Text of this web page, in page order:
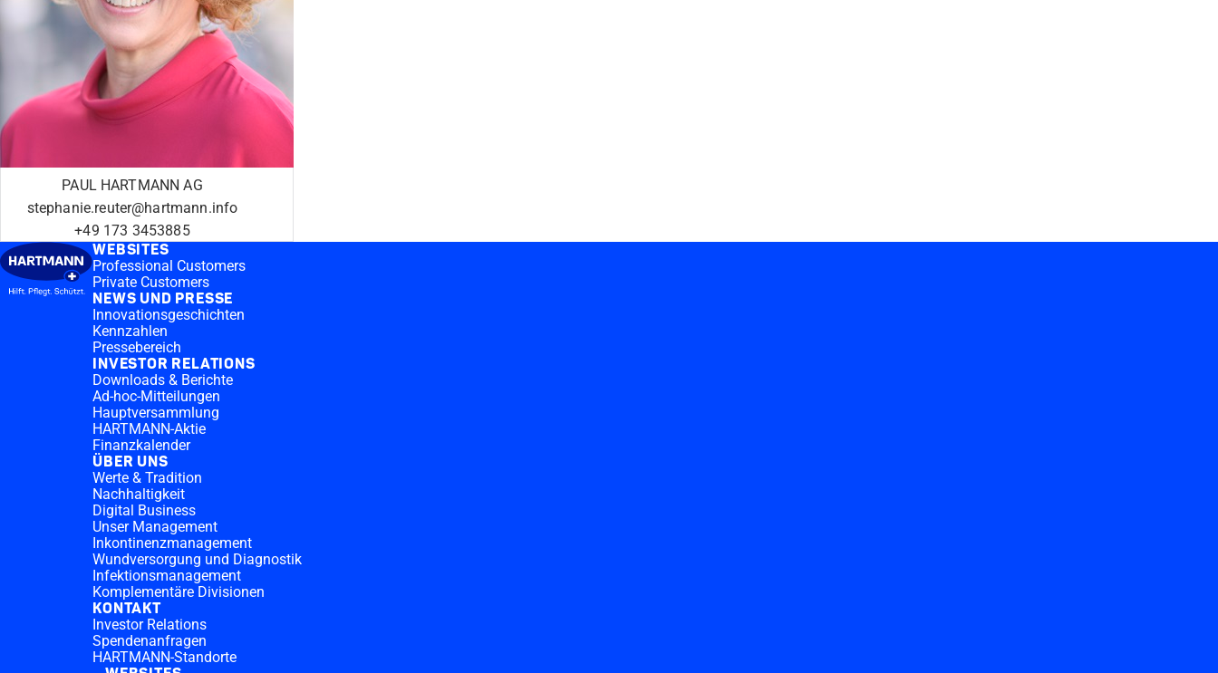
PAUL HARTMANN AG
stephanie.reuter@hartmann.info
+49 173 3453885
WEBSITES
Professional Customers
Private Customers
NEWS UND PRESSE
Innovationsgeschichten
Kennzahlen
Pressebereich
INVESTOR RELATIONS
Downloads & Berichte
Ad-hoc-Mitteilungen
Hauptversammlung
HARTMANN-Aktie
Finanzkalender
ÜBER UNS
Werte & Tradition
Nachhaltigkeit
Digital Business
Unser Management
Inkontinenzmanagement
Wundversorgung und Diagnostik
Infektionsmanagement
Komplementäre Divisionen
KONTAKT
Investor Relations
Spendenanfragen
HARTMANN-Standorte